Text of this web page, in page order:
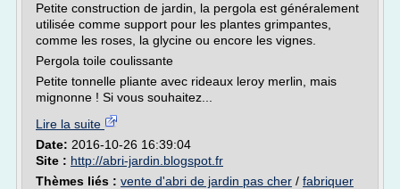
Petite construction de jardin, la pergola est généralement
utilisée comme support pour les plantes grimpantes,
comme les roses, la glycine ou encore les vignes.
Pergola toile coulissante
Petite tonnelle pliante avec rideaux leroy merlin, mais
mignonne ! Si vous souhaitez...
Lire la suite
Date: 2016-10-26 16:39:04
Site : http://abri-jardin.blogspot.fr
Thèmes liés : vente d'abri de jardin pas cher / fabriquer